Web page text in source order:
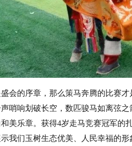
的序章，那么策马奔腾的比赛才
哨响划破长空，数匹骏马如离弦
美乐章。获得4岁走马竞赛冠军的
我们玉树生态优美、人民幸福的